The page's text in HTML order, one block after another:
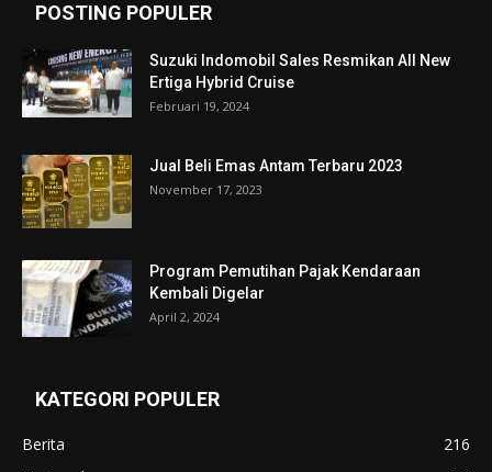
POSTING POPULER
Suzuki Indomobil Sales Resmikan All New
Ertiga Hybrid Cruise
Februari 19, 2024
Jual Beli Emas Antam Terbaru 2023
November 17, 2023
Program Pemutihan Pajak Kendaraan
Kembali Digelar
April 2, 2024
KATEGORI POPULER
Berita
216